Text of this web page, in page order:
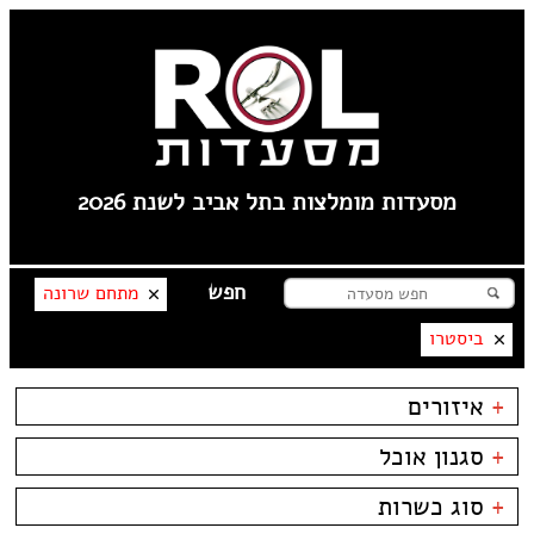
מסעדות מומלצות בתל אביב לשנת 2026
מתחם שרונה
ביסטרו
+ איזורים
לילינבלום
תל אביב
פלורנטין
----
+ סגנון אוכל
בשרים
דגים
ביסטרו
+ סוג כשרות